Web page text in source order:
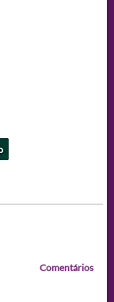
Comentários